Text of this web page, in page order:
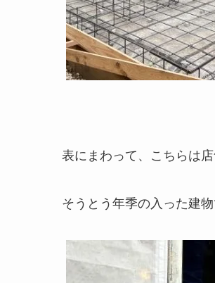
表にまわって、こちらは
そうとう年季の入った建